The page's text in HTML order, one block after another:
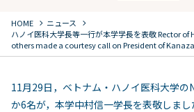
HOME chevron_right ニュース chevron_right
ハノイ医科大学長等一行が本学学長を表敬 Rector
others made a courtesy call on President of
11月29日，ベトナム・ハノイ医科大学
か6名が，本学中村信一学長を表敬しまし